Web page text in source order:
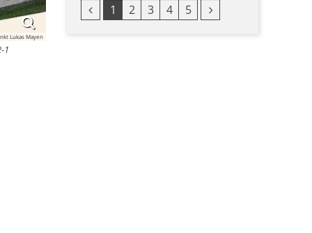
Lukas Mayen
1
Vorherige Seite
1 2 3 4 5 Nächste Seite